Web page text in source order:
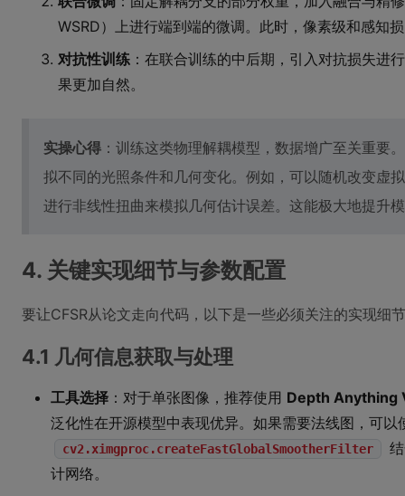
WSRD）上进行端到端的微调。此时，像素级和感知
对抗性训练 ：在联合训练的中后期，引入对抗损失进
果更加自然。
实操心得 ：训练这类物理解耦模型，数据增广至关重要
拟不同的光照条件和几何变化。例如，可以随机改变虚
进行非线性扭曲来模拟几何估计误差。这能极大地提升
4. 关键实现细节与参数配置
要让CFSR从论文走向代码，以下是一些必须关注的实现细
4.1 几何信息获取与处理
工具选择 ：对于单张图像，推荐使用 Depth Anything
泛化性在开源模型中表现优异。如果需要法线图，可以
cv2.ximgproc.createFastGlobalSmootherFilter
计网络。